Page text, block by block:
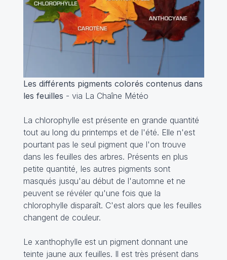
Les différents pigments colorés contenus dans
les feuilles - via La Chaîne Météo
La chlorophylle est présente en grande quantité
tout au long du printemps et de l'été. Elle n'est
pourtant pas le seul pigment que l'on trouve
dans les feuilles des arbres. Présents en plus
petite quantité, les autres pigments sont
masqués jusqu'au début de l'automne et ne
peuvent se révéler qu'une fois que la
chlorophylle disparaît. C'est alors que les feuilles
changent de couleur.
Le xanthophylle est un pigment donnant une
teinte jaune aux feuilles. Il est très présent dans